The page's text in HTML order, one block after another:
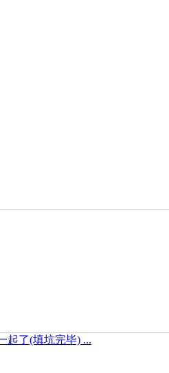
起了(填坑完毕) ...